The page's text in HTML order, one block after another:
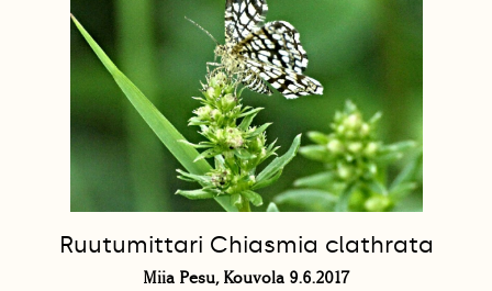
Ruutumittari Chiasmia clathrata
Miia Pesu, Kouvola 9.6.2017